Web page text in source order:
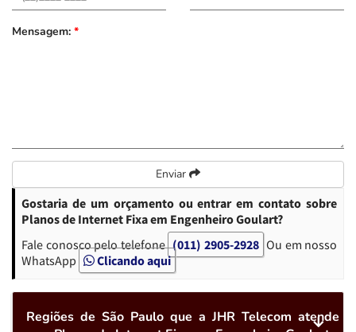
Mensagem: *
Enviar
Gostaria de um orçamento ou entrar em contato sobre
Planos de Internet Fixa em Engenheiro Goulart?
Fale conosco pelo telefone (011) 2905-2928 Ou em nosso
WhatsApp
Clicando aqui
Regiões de São Paulo que a JHR Telecom atende